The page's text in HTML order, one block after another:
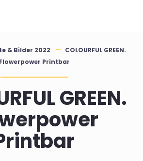
& Bilder 2022
COLOURFUL GREEN.
Flowerpower Printbar
GREEN.